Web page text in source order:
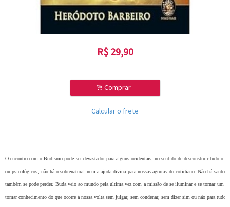
R$ 29,90
. Comprar
Calcular o frete
O encontro com o Budismo pode ser devastador para alguns ocidentais, no sentido de desconstruir tudo o
ou psicológicos; não há o sobrenatural nem a ajuda divina para nossas agruras do cotidiano. Não há
também se pode perder. Buda veio ao mundo pela última vez com a missão de se iluminar e se tornar um
tomar conhecimento do que ocorre à nossa volta sem julgar, sem condenar, sem dizer sim ou não para